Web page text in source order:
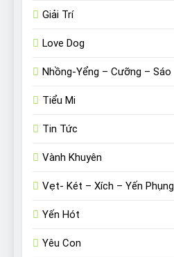
Giải Trí
Love Dog
Nhồng-Yểng – Cưỡng – Sáo
Tiểu Mi
Tin Tức
Vành Khuyên
Vẹt- Két – Xích – Yến Phụng
Yến Hót
Yêu Con